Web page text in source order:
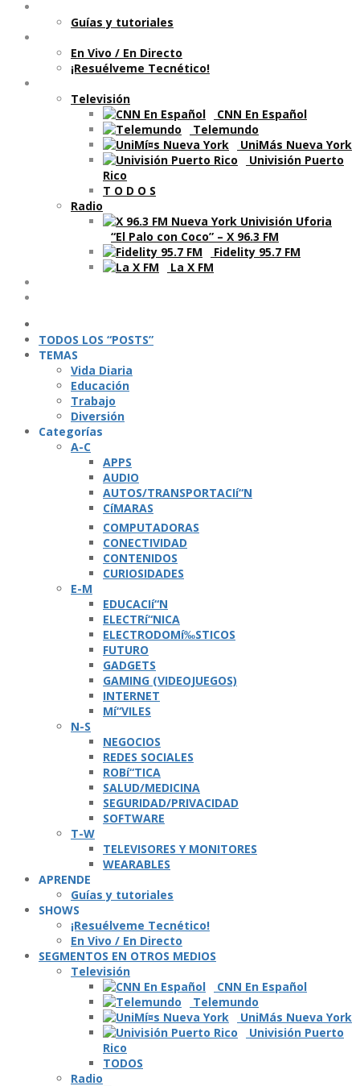
Guí­as y tutoriales
En Vivo / En Directo
¡Resuélveme Tecnético!
Televisión
CNN En Español
Telemundo
UniMás Nueva York
Univisión Puerto
Rico
T O D O S
Radio
“El Palo con Coco” – X 96.3 FM
Fidelity 95.7 FM
La X FM
TODOS LOS “POSTS”
TEMAS
Vida Diaria
Educación
Trabajo
Diversión
Categorí­as
A-C
APPS
AUDIO
AUTOS/TRANSPORTACIí“N
CíMARAS
COMPUTADORAS
CONECTIVIDAD
CONTENIDOS
CURIOSIDADES
E-M
EDUCACIí“N
ELECTRí“NICA
ELECTRODOMí‰STICOS
FUTURO
GADGETS
GAMING (VIDEOJUEGOS)
INTERNET
Mí“VILES
N-S
NEGOCIOS
REDES SOCIALES
ROBí“TICA
SALUD/MEDICINA
SEGURIDAD/PRIVACIDAD
SOFTWARE
T-W
TELEVISORES Y MONITORES
WEARABLES
APRENDE
Guí­as y tutoriales
SHOWS
¡Resuélveme Tecnético!
En Vivo / En Directo
SEGMENTOS EN OTROS MEDIOS
Televisión
CNN En Español
Telemundo
UniMás Nueva York
Univisión Puerto
Rico
TODOS
Radio